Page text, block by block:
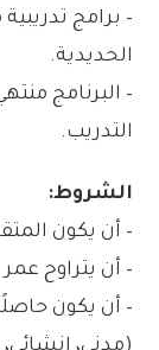
– برامج
الحديدية.
– البرنامج
التدريب.
الشروط:
– أن يكون
– أن يتراوح عمر
– أن يكون